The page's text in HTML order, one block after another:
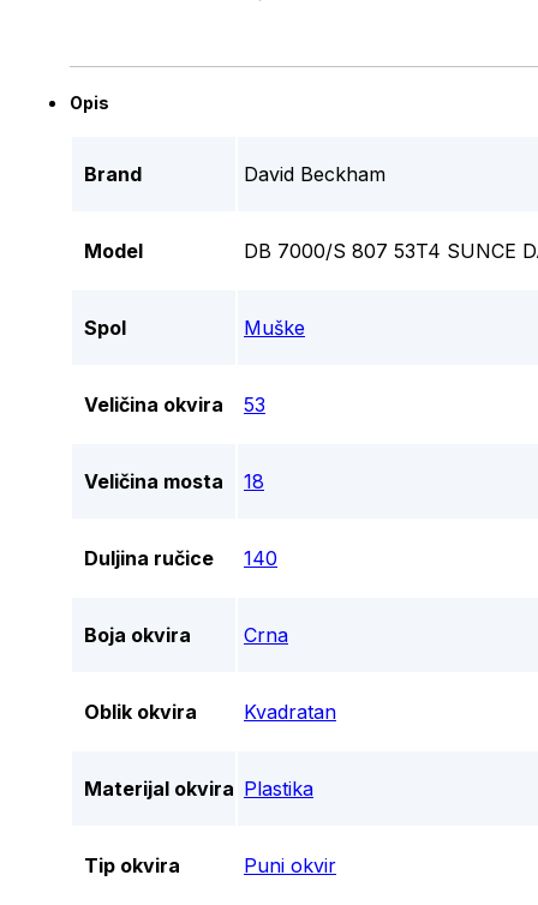
Opis
Brand David Beckham
Model DB 7000/S 807 53T4 SUNCE
Spol Muške
Veličina okvira 53
Veličina mosta 18
Duljina ručice 140
Boja okvira Crna
Oblik okvira Kvadratan
Materijal okvira Plastika
Tip okvira Puni okvir